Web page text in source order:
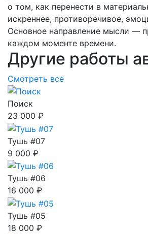
о том, как перенести в
искреннее, противоречивое,
Основное направление мысли —
каждом моменте времени.
Другие работы
Смотреть все
Поиск
23 000 ₽
Тушь #07
9 000 ₽
Тушь #06
16 000 ₽
Тушь #05
18 000 ₽